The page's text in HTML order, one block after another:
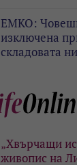
ЕМКО:
изключена
складовата
„Хвърчащи
живопис на